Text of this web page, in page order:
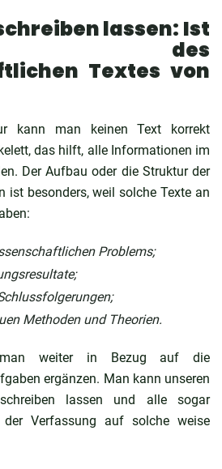
lassen: Ist
des
Textes von
kann man keinen Text korrekt
das hilft, alle Informationen im
Der Aufbau oder die Struktur der
ist besonders, weil solche Texte an
Problems;
Methoden und Theorien.
weiter in Bezug auf die
ergänzen. Man kann unseren
lassen und alle sogar
der Verfassung auf solche weise